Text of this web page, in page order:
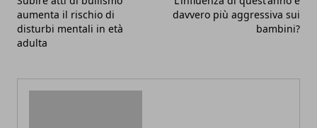
aumenta il rischio di
disturbi mentali in età
adulta
davvero più aggressiva sui
bambini?